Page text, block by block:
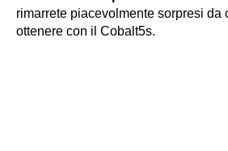
rimarrete piacevolmente sorpresi da
ottenere con il Cobalt5s.